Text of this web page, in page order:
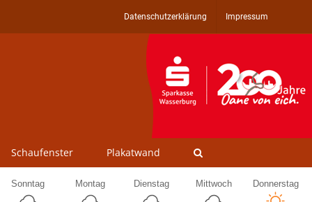
Datenschutzerklärung Impressum
Schaufenster Plakatwand